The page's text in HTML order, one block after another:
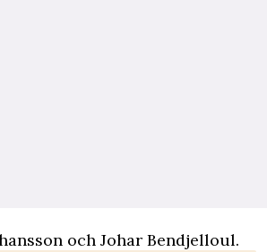
och Johar Bendjelloul.